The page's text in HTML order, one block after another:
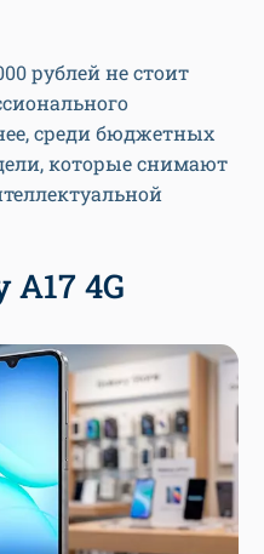
рублей не стоит
среди бюджетных
которые снимают
A17 4G